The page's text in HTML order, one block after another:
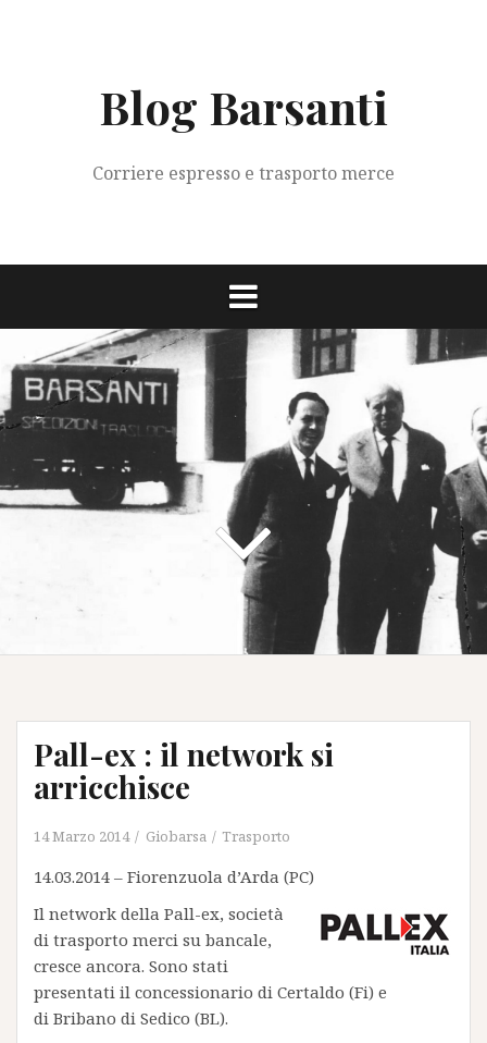
Blog Barsanti
Corriere espresso e trasporto merce
Pall-ex : il network si
arricchisce
14 Marzo 2014 Giobarsa Trasporto
14.03.2014 – Fiorenzuola d’Arda (PC)
Il network della Pall-ex, società
di trasporto merci su bancale,
cresce ancora. Sono stati
presentati il concessionario di Certaldo (Fi) e
di Bribano di Sedico (BL).